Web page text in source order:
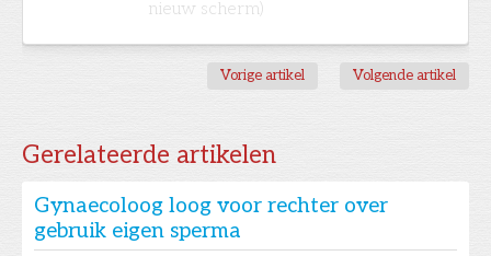
nieuw scherm)
Vorige artikel Volgende artikel
Gerelateerde artikelen
Gynaecoloog loog voor rechter over
gebruik eigen sperma